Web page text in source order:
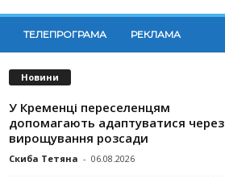
ТЕЛЕПРОГРАМА РЕКЛАМА
Новини
У Кременці переселенцям
допомагають адаптуватися через
вирощування розсади
Скиба Тетяна - 06.08.2026